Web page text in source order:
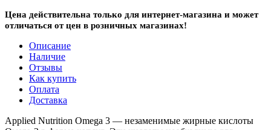
Цена действительна только для интернет-магазина и может
отличаться от цен в розничных магазинах!
Описание
Наличие
Отзывы
Как купить
Оплата
Доставка
Applied Nutrition Omega 3 — незаменимые жирные кислоты